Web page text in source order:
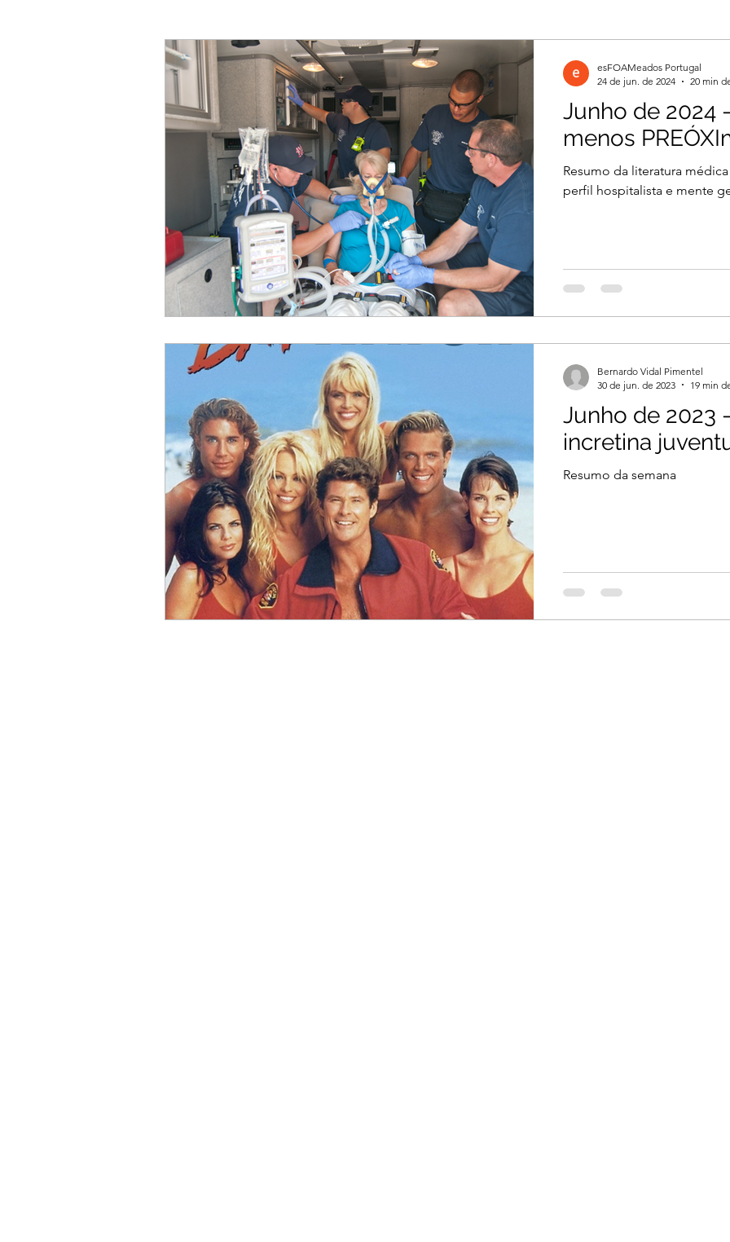
SGEM PT Podcast 2025 2024 2022
ACC Maio 2026 Abril 2026 Março 2026 Março 2026
Fevereiro 2026 Janeiro 2026 Dezembro 2025 Novembro 2025
Outubro 2025 Setembro 2025 Agosto 2025
Junho 2025 Dezembro 2024 Novembro 2024 Outubro 2024
Setembro 2024 Julho 2024
Junho de 2024
menos
Resumo da literatura
perfil hospitalista e mente
esFOAMeados Portugal
24 de jun. de 2024
20 min
Junho de 2023
incretina
Resumo da semana
Bernardo Vidal Pimentel
30 de jun. de 2023
19 min